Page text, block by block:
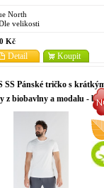
North
velikosti
Kč
Koupit
Detail
SS Pánské tričko s
z biobavlny a modalu - bílá